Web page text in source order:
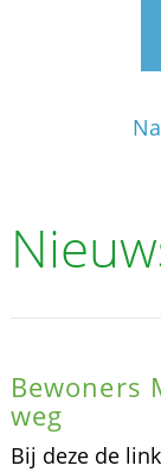
Bewoners
weg
Bij deze de